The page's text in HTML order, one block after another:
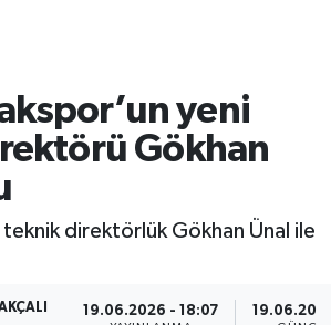
yeni
Gökhan
direktörlük Gökhan Ünal ile
19.06.2026 - 18:07